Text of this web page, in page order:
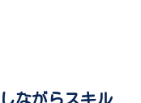
ながらスキル